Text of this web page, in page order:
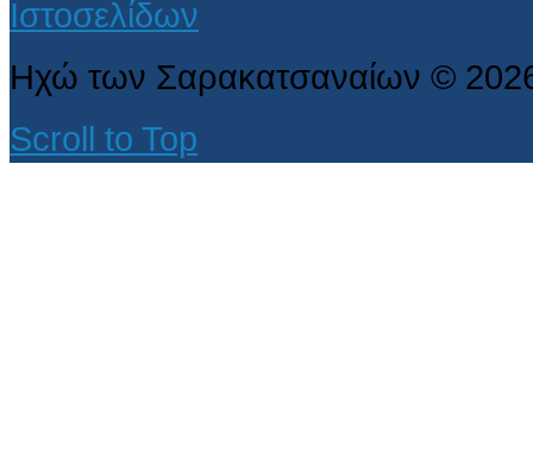
Ηχώ των Σαρακατσαναίων ©
Scroll to Top